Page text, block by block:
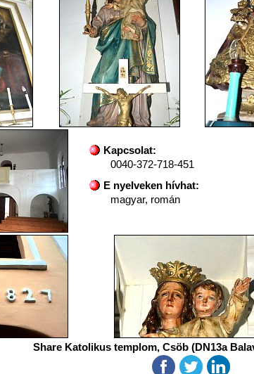
Kapcsolat:
0040-372-718-451
E nyelveken hívhat:
magyar, román
Share Katolikus templom, Csöb (DN13a